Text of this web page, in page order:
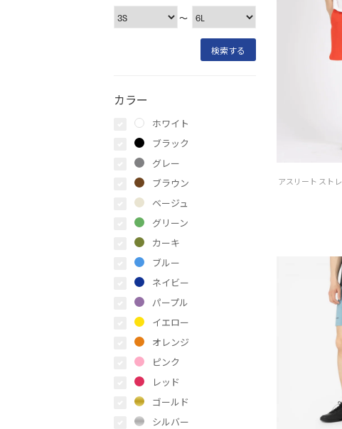
〜
カラー
ホワイト
ブラック
グレー
ブラウン
ベージュ
グリーン
カーキ
ブルー
ネイビー
パープル
イエロー
オレンジ
ピンク
レッド
ゴールド
シルバー